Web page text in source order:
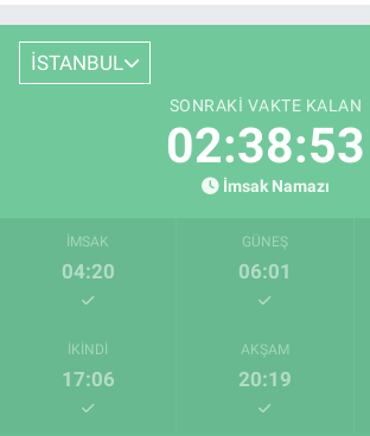
İSTANBUL
SONRAKI VAKTE KALAN
02:38:52
İmsak Namazı
İMSAK
04:20
GÜNEŞ
06:01
İKINDI
17:06
AKŞAM
20:19